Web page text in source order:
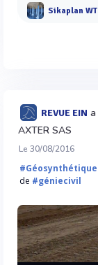
Sikaplan WT
REVUE EIN
AXTER SAS
Le 30/08/2016
de #géniecivil